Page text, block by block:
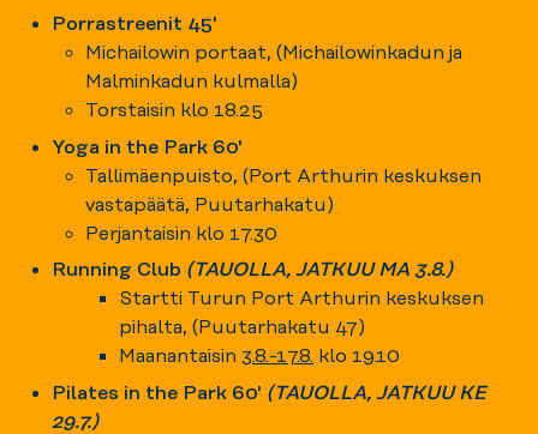
Porrastreenit 45'
Michailowin portaat, (Michailowinkadun ja
Malminkadun kulmalla)
Torstaisin klo 18.25
Yoga in the Park 60'
Tallimäenpuisto, (Port Arthurin keskuksen
vastapäätä, Puutarhakatu)
Perjantaisin klo 17.30
Running Club (TAUOLLA, JATKUU MA 3.8.)
Startti Turun Port Arthurin keskuksen
pihalta, (Puutarhakatu 47)
Maanantaisin 3.8.-17.8. klo 19.10
Pilates in the Park 60' (TAUOLLA, JATKUU KE
29.7.)